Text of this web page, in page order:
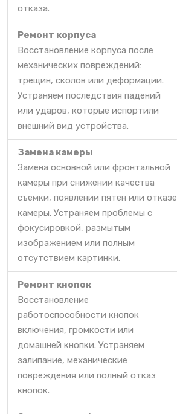
отказа.
Ремонт корпуса
Восстановление корпуса после
механических повреждений:
трещин, сколов или деформации.
Устраняем последствия падений
или ударов, которые испортили
внешний вид устройства.
Замена камеры
Замена основной или фронтальной
камеры при снижении качества
съемки, появлении пятен или отказе
камеры. Устраняем проблемы с
фокусировкой, размытым
изображением или полным
отсутствием картинки.
Ремонт кнопок
Восстановление
работоспособности кнопок
включения, громкости или
домашней кнопки. Устраняем
залипание, механические
повреждения или полный отказ
кнопок.